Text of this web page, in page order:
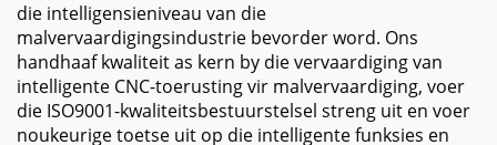
die intelligensieniveau van die
malvervaardigingsindustrie bevorder word. Ons
handhaaf kwaliteit as kern by die vervaardiging van
intelligente CNC-toerusting vir malvervaardiging, voer
die ISO9001-kwaliteitsbestuurstelsel streng uit en voer
noukeurige toetse uit op die intelligente funksies en